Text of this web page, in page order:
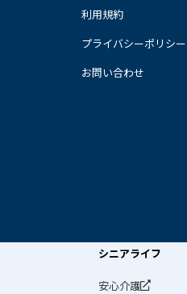
利用規約
プライバシーポリシー
お問い合わせ
シニアライフ
安心介護